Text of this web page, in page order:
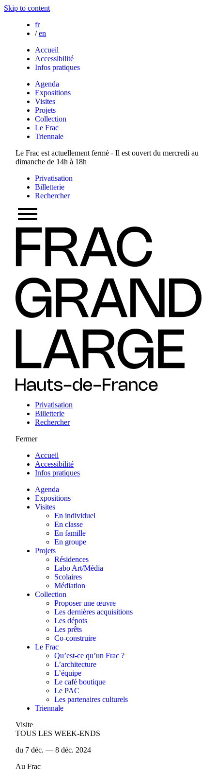
Skip to content
fr
/ en
Accueil
Accessibilité
Infos pratiques
Agenda
Expositions
Visites
Projets
Collection
Le Frac
Triennale
Le Frac est actuellement fermé - Il est ouvert du mercredi au
dimanche de 14h à 18h
Privatisation
Billetterie
Rechercher
Privatisation
Billetterie
Rechercher
Fermer
Accueil
Accessibilité
Infos pratiques
Agenda
Expositions
Visites
En individuel
En classe
En famille
En groupe
Projets
Résidences
Labo Art/Média
Scolaires
Médiation
Collection
Proposer une œuvre
Les dernières acquisitions
Les dépots
Les prêts
Co-construire
Le Frac
Qu’est-ce qu’un Frac ?
L’architecture
L’équipe
Le café boutique
Le PAC
Les partenaires culturels
Triennale
Visite
TOUS LES WEEK-ENDS
du 7 déc. — 8 déc. 2024
Au Frac